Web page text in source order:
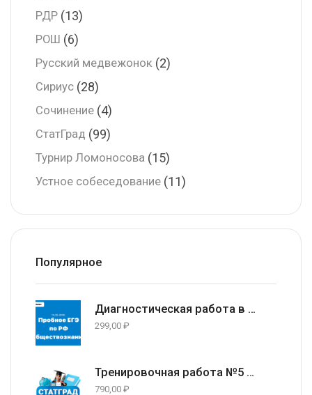
РДР (13)
РОШ (6)
Русский медвежонок (2)
Сириус (28)
Сочинение (4)
СтатГрад (99)
Турнир Ломоносова (15)
Устное собеседование (11)
Популярное
Диагностическая работа в формате ЕГЭ 2026 по Обществознанию 11 класс (задания и ответы) 14.05.2026
299,00 ₽
Тренировочная работа №5 по русскому языку 9 класс ответы и задания 13.05.2026
790,00 ₽